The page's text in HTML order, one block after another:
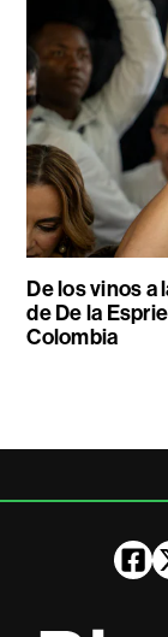
De los vinos a
de De la
Colombia